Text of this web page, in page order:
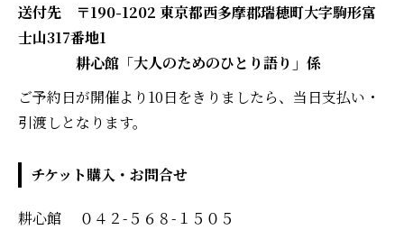
送付先
〒190-1202 東京都西多摩郡瑞穂町大字駒形富
士山317番地1
耕心館「大人のためのひとり語り」係
ご予約日が開催より10日をきりましたら、当日支払い・
引渡しとなります。
チケット購入・お問合せ
耕心館 ０４２-５６８-１５０５